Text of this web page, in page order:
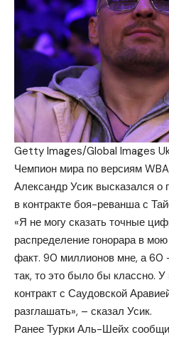
Getty Images/Global Images
Чемпион мира по версиям
Александр Усик высказался о
в контракте боя-реванша с
«Я не могу сказать точные
распределение гонорара в
факт. 90 миллионов мне, а
так, то это было бы классно.
контракт с Саудовской
разглашать», – сказал Усик.
Ранее Турки Аль-Шейх